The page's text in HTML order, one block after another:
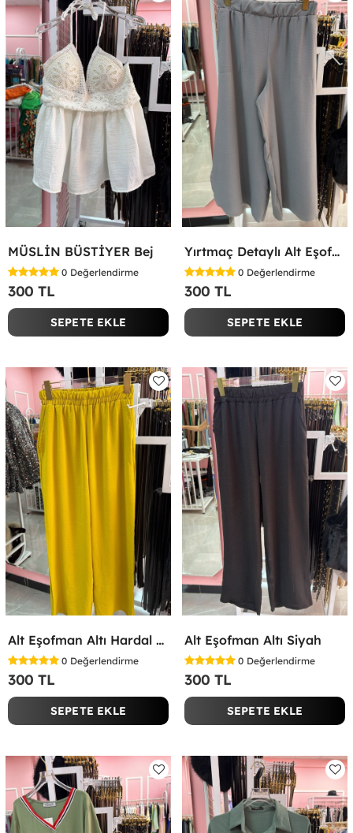
MÜSLİN BÜSTİYER Bej
0 Değerlendirme
300 TL
SEPETE EKLE
Yırtmaç Detaylı Alt Eşofman Altı Gri
0 Değerlendirme
300 TL
SEPETE EKLE
Alt Eşofman Altı Hardal Sarısı
0 Değerlendirme
300 TL
SEPETE EKLE
Alt Eşofman Altı Siyah
0 Değerlendirme
300 TL
SEPETE EKLE